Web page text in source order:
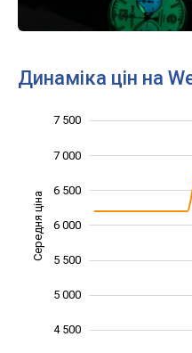
Динаміка цін на
Середня ціна 4 500
4 500
5 000
5 500
6 000
6 500
7 000
7 500